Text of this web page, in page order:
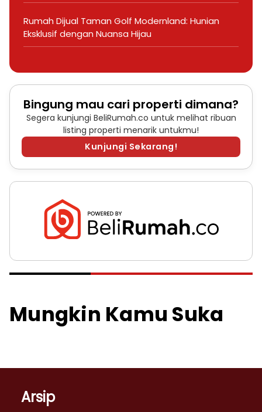
Rumah Dijual Taman Golf Modernland: Hunian
Eksklusif dengan Nuansa Hijau
Bingung mau cari properti dimana?
Segera kunjungi BeliRumah.co untuk melihat ribuan
listing properti menarik untukmu!
Kunjungi Sekarang!
Mungkin Kamu Suka
Arsip